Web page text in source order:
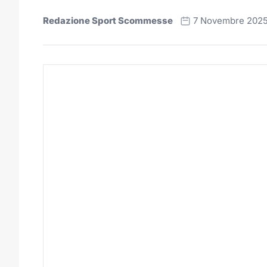
Redazione Sport Scommesse 7 Novembre